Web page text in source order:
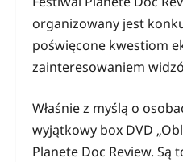
organizowany jest
poświęcone kwestiom
zainteresowaniem
Właśnie z myślą o
wyjątkowy box DVD
Planete Doc Review. Są